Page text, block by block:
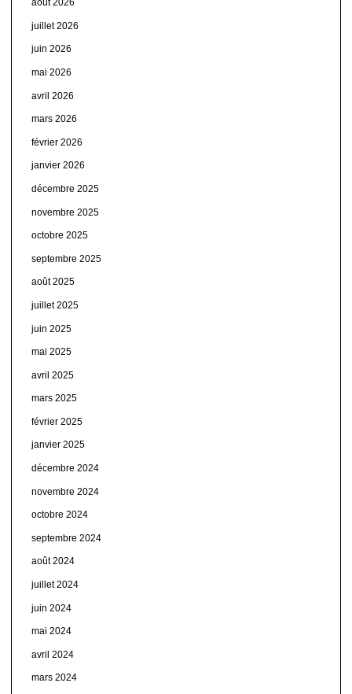
août 2026
juillet 2026
juin 2026
mai 2026
avril 2026
mars 2026
février 2026
janvier 2026
décembre 2025
novembre 2025
octobre 2025
septembre 2025
août 2025
juillet 2025
juin 2025
mai 2025
avril 2025
mars 2025
février 2025
janvier 2025
décembre 2024
novembre 2024
octobre 2024
septembre 2024
août 2024
juillet 2024
juin 2024
mai 2024
avril 2024
mars 2024